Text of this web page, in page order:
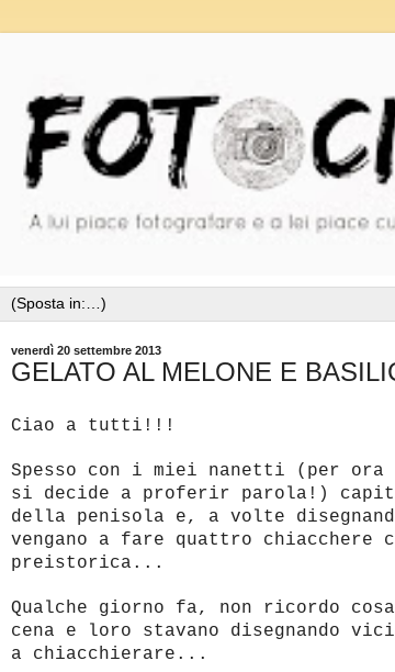
venerdì 20 settembre 2013
GELATO AL MELONE E
Ciao a tutti!!!
Spesso con i miei nanetti (per
si decide a proferir parola!)
della penisola e, a volte
vengano a fare quattro
preistorica...
Qualche giorno fa, non ricordo
cena e loro stavano disegnando
a chiacchierare...